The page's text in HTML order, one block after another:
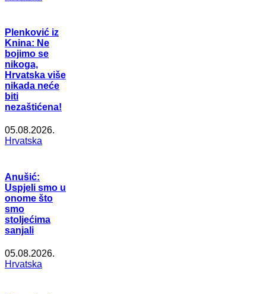
Plenković iz
Knina: Ne
bojimo se
nikoga,
Hrvatska više
nikada neće
biti
nezaštićena!
05.08.2026.
Hrvatska
Anušić:
Uspjeli smo u
onome što
smo
stoljećima
sanjali
05.08.2026.
Hrvatska